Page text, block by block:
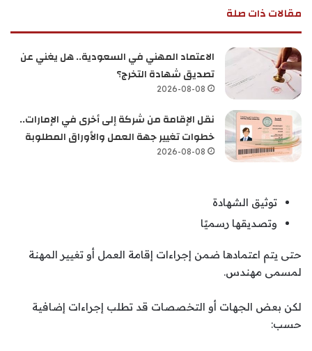
مقالات ذات صلة
الاعتماد المهني في السعودية.. هل يغني عن
تصديق شهادة التخرج؟
2026-08-08
نقل الإقامة من شركة إلى أخرى في الإمارات..
خطوات تغيير جهة العمل والأوراق المطلوبة
2026-08-08
توثيق الشهادة
وتصديقها رسميًا
حتى يتم اعتمادها ضمن إجراءات إقامة العمل أو تغيير المهنة
لمسمى مهندس.
لكن بعض الجهات أو التخصصات قد تطلب إجراءات إضافية
حسب: